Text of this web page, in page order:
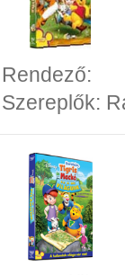
Rendező:
Szereplők: